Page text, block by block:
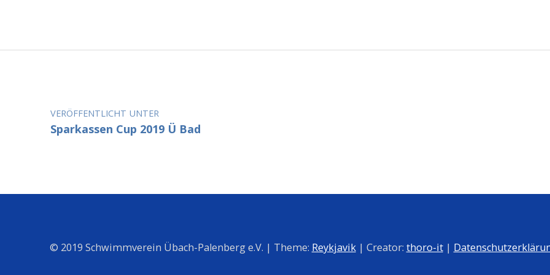
Beitragsnavigation
VERÖFFENTLICHT UNTER
Sparkassen Cup 2019 Ü Bad
© 2019 Schwimmverein Übach-Palenberg e.V. | Theme: Reykjavik| Creator: thoro-it|